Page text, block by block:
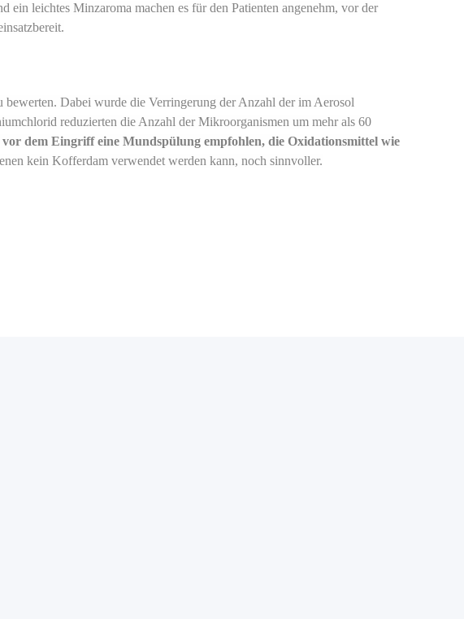
leichtes Minzaroma machen es für den Patienten angenehm, vor der
Dabei wurde die Verringerung der Anzahl der im Aerosol
reduzierten die Anzahl der Mikroorganismen um mehr als 60
dem Eingriff eine Mundspülung empfohlen, die Oxidationsmittel wie
kein Kofferdam verwendet werden kann, noch sinnvoller.